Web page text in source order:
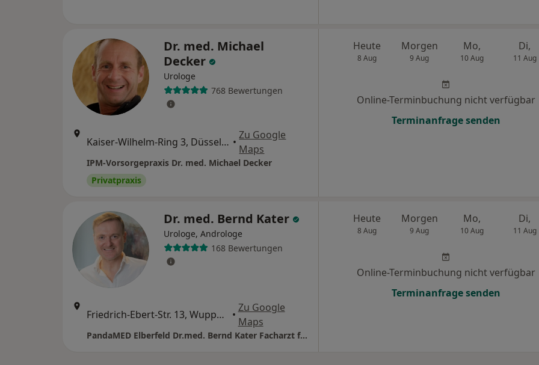
Dr. med. Michael
Decker
Urologe
768 Bewertungen
Kaiser-Wilhelm-Ring 3, Düsseldorf •
Zu Google
Maps
IPM-Vorsorgepraxis Dr. med. Michael Decker
Privatpraxis
Heute
8 Aug
Morgen
9 Aug
Mo,
10 Aug
Di,
11 Aug
Online-Terminbuchung nicht verfügbar
Terminanfrage senden
Dr. med. Bernd Kater
Urologe, Androloge
168 Bewertungen
Friedrich-Ebert-Str. 13, Wuppertal •
Zu Google
Maps
PandaMED Elberfeld Dr.med. Bernd Kater Facharzt für Urologie
Heute
8 Aug
Morgen
9 Aug
Mo,
10 Aug
Di,
11 Aug
Online-Terminbuchung nicht verfügbar
Terminanfrage senden